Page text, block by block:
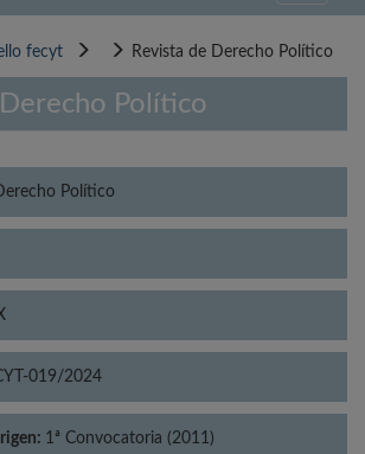
fecyt Revista de Derecho Político
Político
Político
019/2024
1ª Convocatoria (2011)